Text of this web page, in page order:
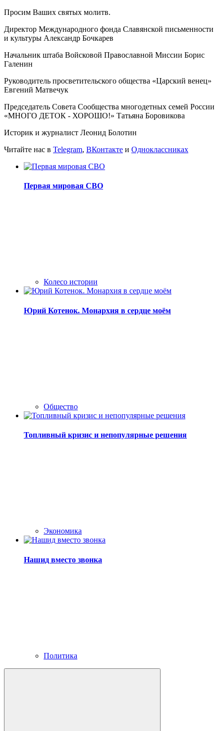
Просим Ваших святых молитв.
Директор Международного фонда Славянской письменности
и культуры Александр Бочкарев
Начальник штаба Войсковой Православной Миссии Борис
Галенин
Руководитель просветительского общества «Царский венец»
Евгений Матвечук
Председатель Совета Сообщества многодетных семей России
«МНОГО ДЕТОК - ХОРОШО!» Татьяна Боровикова
Историк и журналист Леонид Болотин
Читайте нас в Telegram, ВКонтакте и Одноклассниках
Первая мировая СВО
Колесо истории
Юрий Котенок. Монархия в сердце моём
Общество
Топливный кризис и непопулярные решения
Экономика
Нашид вместо звонка
Политика